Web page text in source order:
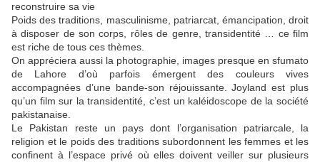
reconstruire sa vie
Poids des traditions, masculinisme, patriarcat, émancipation, droit
à disposer de son corps, rôles de genre, transidentité … ce film
est riche de tous ces thèmes.
On appréciera aussi la photographie, images presque en sfumato
de Lahore d’où parfois émergent des couleurs vives
accompagnées d’une bande-son réjouissante. Joyland est plus
qu’un film sur la transidentité, c’est un kaléidoscope de la société
pakistanaise.
Le Pakistan reste un pays dont l’organisation patriarcale, la
religion et le poids des traditions subordonnent les femmes et les
confinent à l’espace privé où elles doivent veiller sur plusieurs